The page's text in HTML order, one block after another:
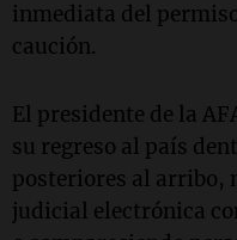
inmediata del
caución.
El presidente de la
su regreso al país
posteriores al arribo,
judicial electrónica